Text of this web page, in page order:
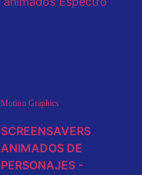
Motion Graphics
SCREENSAVERS
ANIMADOS DE
PERSONAJES -